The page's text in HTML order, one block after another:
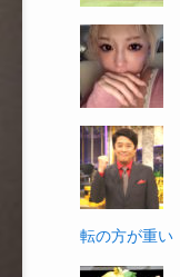
転の方が重い